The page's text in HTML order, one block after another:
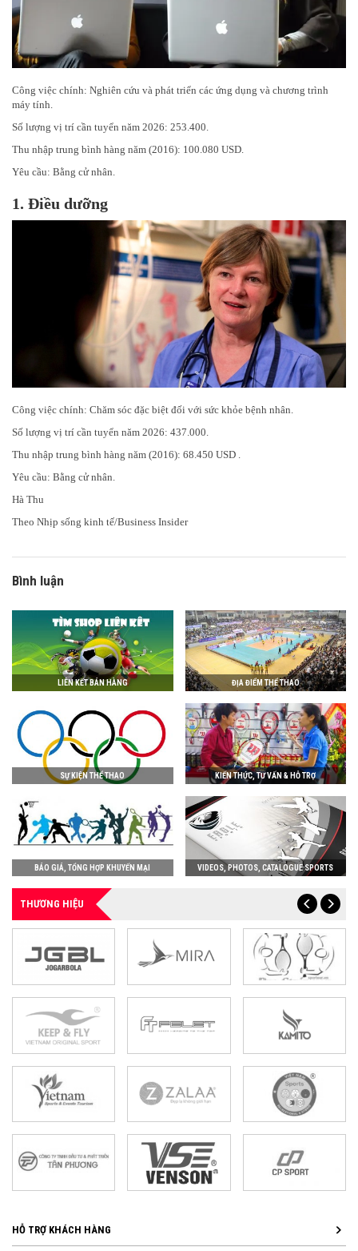
Công việc chính: Nghiên cứu và phát triển các ứng dụng và chương trình
máy tính.
Số lượng vị trí cần tuyển năm 2026: 253.400.
Thu nhập trung bình hàng năm (2016): 100.080 USD.
Yêu cầu: Bằng cử nhân.
1. Điều dưỡng
Công việc chính: Chăm sóc đặc biệt đối với sức khỏe bệnh nhân.
Số lượng vị trí cần tuyển năm 2026: 437.000.
Thu nhập trung bình hàng năm (2016): 68.450 USD .
Yêu cầu: Bằng cử nhân.
Hà Thu
Theo Nhịp sống kinh tế/Business Insider
Bình luận
LIÊN KẾT BÁN HÀNG ĐỊA ĐIỂM THỂ THAO
SỰ KIỆN THỂ THAO KIẾN THỨC, TƯ VẤN & HỖ TRỢ
BÁO GIÁ, TỔNG HỢP KHUYẾN MẠI VIDEOS, PHOTOS, CATALOGUE SPORTS
THƯƠNG HIỆU
HỖ TRỢ KHÁCH HÀNG